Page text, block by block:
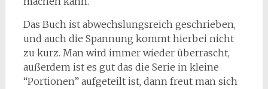
Das Buch ist abwechslungsreich geschrieben,
und auch die Spannung kommt hierbei nicht
zu kurz. Man wird immer wieder überrascht,
außerdem ist es gut das die Serie in kleine
“Portionen” aufgeteilt ist, dann freut man sich